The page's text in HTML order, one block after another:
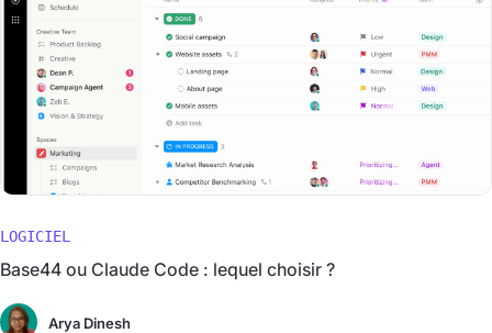
LOGICIEL
Base44 ou Claude Code : lequel choisir ?
Arya Dinesh